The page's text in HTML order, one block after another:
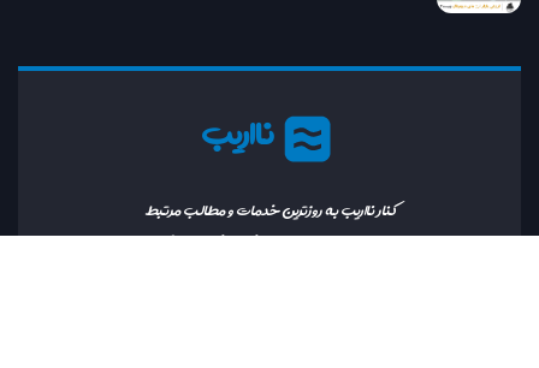
نااریب
کنار نااریب به روزترین خدمات و مطالب مرتبط
با دنیای ارز دیجیتال را در اختیار خواهید داشت.